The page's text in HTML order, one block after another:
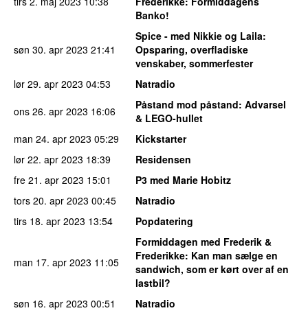
Banko!
søn 30. apr 2023 21:41
Spice - med Nikkie og Laila:
Opsparing, overfladiske
venskaber, sommerfester
lør 29. apr 2023 04:53
Natradio
ons 26. apr 2023 16:06 Påstand mod påstand: Advarsel
& LEGO-hullet
man 24. apr 2023 05:29
Kickstarter
lør 22. apr 2023 18:39
Residensen
fre 21. apr 2023 15:01
P3 med Marie Hobitz
tors 20. apr 2023 00:45
Natradio
tirs 18. apr 2023 13:54 Popdatering
man 17. apr 2023 11:05
Formiddagen med Frederik &
Frederikke: Kan man sælge en
sandwich, som er kørt over af en
lastbil?
søn 16. apr 2023 00:51
Natradio